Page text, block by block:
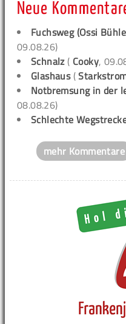
Neue
Fuchsweg (Ossi
09.08.26)
Schnalz( Cooky,
Glashaus(
Notbremsung in der
08.08.26)
Schlechte
mehr Kommentare